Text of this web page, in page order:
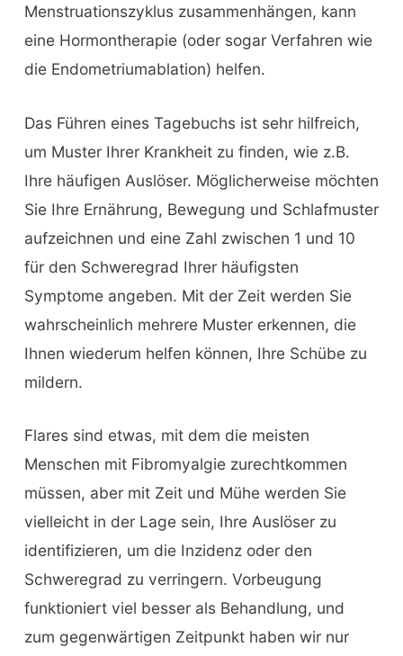
Menstruationszyklus zusammenhängen, kann
eine Hormontherapie (oder sogar Verfahren wie
die Endometriumablation) helfen.
Das Führen eines Tagebuchs ist sehr hilfreich,
um Muster Ihrer Krankheit zu finden, wie z.B.
Ihre häufigen Auslöser. Möglicherweise möchten
Sie Ihre Ernährung, Bewegung und Schlafmuster
aufzeichnen und eine Zahl zwischen 1 und 10
für den Schweregrad Ihrer häufigsten
Symptome angeben. Mit der Zeit werden Sie
wahrscheinlich mehrere Muster erkennen, die
Ihnen wiederum helfen können, Ihre Schübe zu
mildern.
Flares sind etwas, mit dem die meisten
Menschen mit Fibromyalgie zurechtkommen
müssen, aber mit Zeit und Mühe werden Sie
vielleicht in der Lage sein, Ihre Auslöser zu
identifizieren, um die Inzidenz oder den
Schweregrad zu verringern. Vorbeugung
funktioniert viel besser als Behandlung, und
zum gegenwärtigen Zeitpunkt haben wir nur